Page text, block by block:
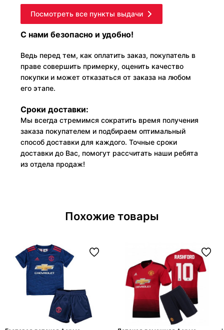
Посмотреть все пункты выдачи
С нами безопасно и удобно!
Ведь перед тем, как оплатить заказ, покупатель в
праве совершить примерку, оценить качество
покупки и может отказаться от заказа на любом
его этапе.
Сроки доставки:
Мы всегда стремимся сократить время получения
заказа покупателем и подбираем оптимальный
способ доставки для каждого. Точные сроки
доставки до Вас, помогут рассчитать наши ребята
из отдела продаж!
Похожие товары